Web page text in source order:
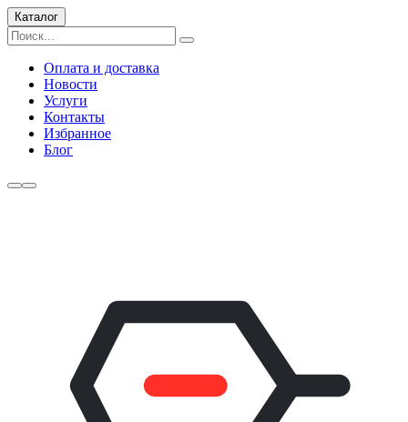
Каталог
Оплата и доставка
Новости
Услуги
Контакты
Избранное
Блог